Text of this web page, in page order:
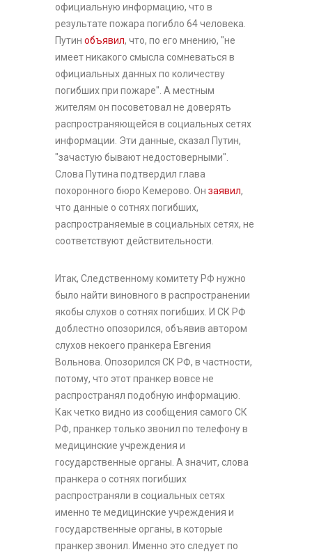
официальную информацию, что в
результате пожара погибло 64 человека.
Путин объявил, что, по его мнению, "не
имеет никакого смысла сомневаться в
официальных данных по количеству
погибших при пожаре". А местным
жителям он посоветовал не доверять
распространяющейся в социальных сетях
информации. Эти данные, сказал Путин,
"зачастую бывают недостоверными".
Слова Путина подтвердил глава
похоронного бюро Кемерово. Он заявил,
что данные о сотнях погибших,
распространяемые в социальных сетях, не
соответствуют действительности.
Итак, Следственному комитету РФ нужно
было найти виновного в распространении
якобы слухов о сотнях погибших. И СК РФ
доблестно опозорился, объявив автором
слухов некоего пранкера Евгения
Вольнова. Опозорился СК РФ, в частности,
потому, что этот пранкер вовсе не
распространял подобную информацию.
Как четко видно из сообщения самого СК
РФ, пранкер только звонил по телефону в
медицинские учреждения и
государственные органы. А значит, слова
пранкера о сотнях погибших
распространяли в социальных сетях
именно те медицинские учреждения и
государственные органы, в которые
пранкер звонил. Именно это следует по